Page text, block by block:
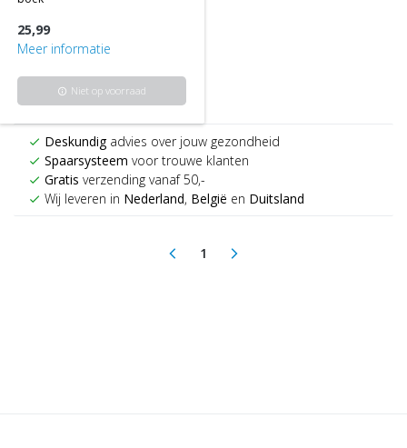
25,99
Meer informatie
info Niet op voorraad
check Deskundigadvies over jouw gezondheid
check Spaarsysteem voor trouwe klanten
check Gratis verzending vanaf 50,-
check Wij leveren in Nederland, België en Duitsland
arrow_back_ios 1(current)
arrow_forward_ios